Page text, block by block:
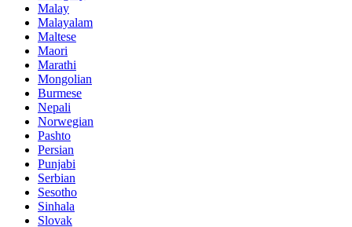
Malay
Malayalam
Maltese
Maori
Marathi
Mongolian
Burmese
Nepali
Norwegian
Pashto
Persian
Punjabi
Serbian
Sesotho
Sinhala
Slovak